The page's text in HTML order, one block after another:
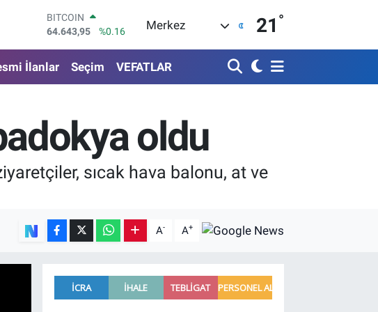
DOLAR
47,6704
%0
55,0406
%-0.08
STERLİN
64,2143
%0
BİST100
13.799
%70
64.643,95
%0.16
Merkez 21 °
İlanlar Seçim VEFATLAR
oldu
sıcak hava balonu, at ve
A- A+